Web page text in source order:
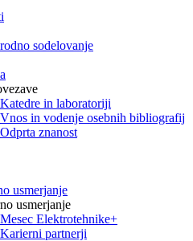
sodelovanje
Katedre in laboratoriji
Vnos in vodenje osebnih bibliografij
Odprta znanost
usmerjanje
usmerjanje
Mesec Elektrotehnike+
Karierni partnerji